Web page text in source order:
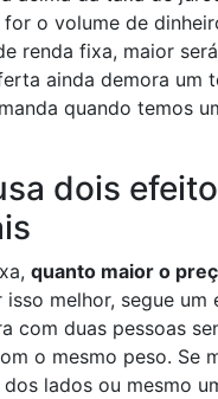
o volume de
renda fixa, maior
ainda demora um
quando temos
dois
quanto maior o
isso melhor, segue um
com duas pessoas
o mesmo peso. Se
lados ou mesmo